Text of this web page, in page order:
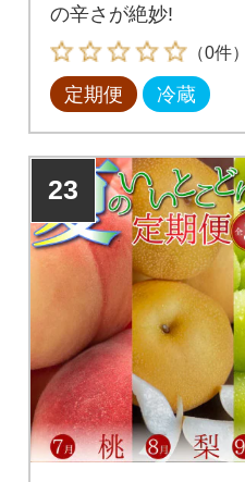
の辛さが絶妙!
（0件）
定期便 冷蔵
23